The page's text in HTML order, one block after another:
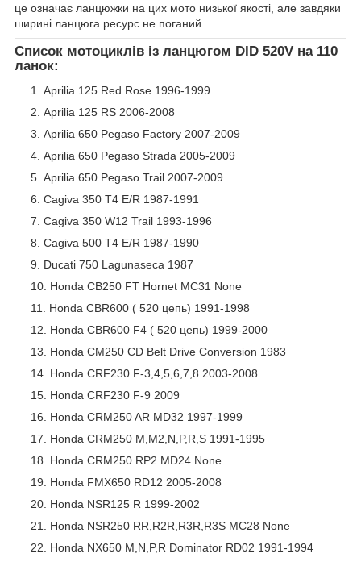
це означає ланцюжки на цих мото низької якості, але завдяки
ширині ланцюга ресурс не поганий.
Список мотоциклів із ланцюгом DID 520V на 110
ланок:
Aprilia 125 Red Rose 1996-1999
Aprilia 125 RS 2006-2008
Aprilia 650 Pegaso Factory 2007-2009
Aprilia 650 Pegaso Strada 2005-2009
Aprilia 650 Pegaso Trail 2007-2009
Cagiva 350 T4 E/R 1987-1991
Cagiva 350 W12 Trail 1993-1996
Cagiva 500 T4 E/R 1987-1990
Ducati 750 Lagunaseca 1987
Honda CB250 FT Hornet MC31 None
Honda CBR600 ( 520 цепь) 1991-1998
Honda CBR600 F4 ( 520 цепь) 1999-2000
Honda CM250 CD Belt Drive Conversion 1983
Honda CRF230 F-3,4,5,6,7,8 2003-2008
Honda CRF230 F-9 2009
Honda CRM250 AR MD32 1997-1999
Honda CRM250 M,M2,N,P,R,S 1991-1995
Honda CRM250 RP2 MD24 None
Honda FMX650 RD12 2005-2008
Honda NSR125 R 1999-2002
Honda NSR250 RR,R2R,R3R,R3S MC28 None
Honda NX650 M,N,P,R Dominator RD02 1991-1994